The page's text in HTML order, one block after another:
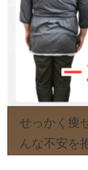
せっかく痩
んな不安を